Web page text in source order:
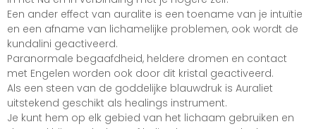
Een ander effect van auralite is een toename van je intuïtie
en een afname van lichamelijke problemen, ook wordt de
kundalini geactiveerd.
Paranormale begaafdheid, heldere dromen en contact
met Engelen worden ook door dit kristal geactiveerd.
Als een steen van de goddelijke blauwdruk is Auraliet
uitstekend geschikt als healings instrument.
Je kunt hem op elk gebied van het lichaam gebruiken en